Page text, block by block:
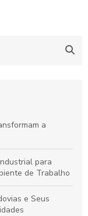
a
para
de Trabalho
e Seus